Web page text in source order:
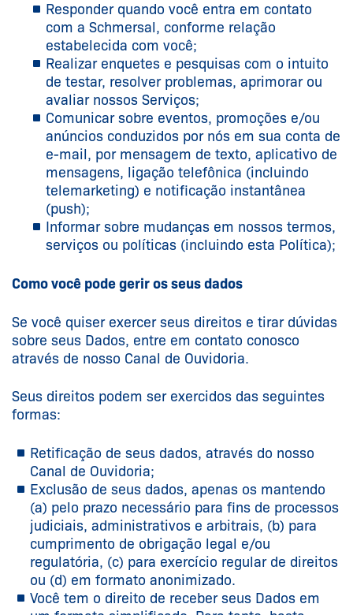
Responder quando você entra em contato
com a Schmersal, conforme relação
estabelecida com você;
Realizar enquetes e pesquisas com o intuito
de testar, resolver problemas, aprimorar ou
avaliar nossos Serviços;
Comunicar sobre eventos, promoções e/ou
anúncios conduzidos por nós em sua conta de
e-mail, por mensagem de texto, aplicativo de
mensagens, ligação telefônica (incluindo
telemarketing) e notificação instantânea
(push);
Informar sobre mudanças em nossos termos,
serviços ou políticas (incluindo esta Política);
Como você pode gerir os seus dados
Se você quiser exercer seus direitos e tirar dúvidas
sobre seus Dados, entre em contato conosco
através de nosso Canal de Ouvidoria.
Seus direitos podem ser exercidos das seguintes
formas:
Retificação de seus dados, através do nosso
Canal de Ouvidoria;
Exclusão de seus dados, apenas os mantendo
(a) pelo prazo necessário para fins de processos
judiciais, administrativos e arbitrais, (b) para
cumprimento de obrigação legal e/ou
regulatória, (c) para exercício regular de direitos
ou (d) em formato anonimizado.
Você tem o direito de receber seus Dados em